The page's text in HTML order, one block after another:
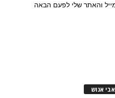
והאתר שלי לפעם הבאה
אנוש